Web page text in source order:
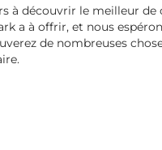
à découvrir le meilleur de
a à offrir, et nous
de nombreuses
la langue